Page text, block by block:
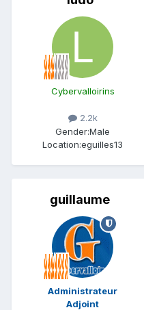
Cybervalloirins
2.2k
Gender:Male
Location:eguilles13
guillaume
Administrateur
Adjoint